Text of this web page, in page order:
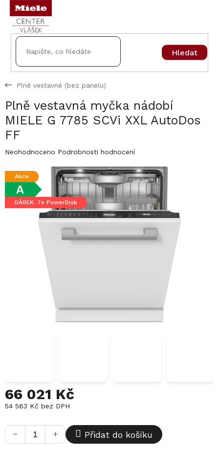
Přejít
obsah
Hledat
Plně vestavné (bez panelu)
Plně vestavná myčka nádobí
MIELE G 7785 SCVi XXL AutoDos
FF
Průměrné
produktu
z
5
Neohodnoceno Podrobnosti hodnocení
Akce
A
DÁREK: 7x PowerDisk
66 021 Kč
54 563 Kč bez DPH
cena:
+
− Přidat do košíku